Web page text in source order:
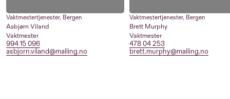
Vaktmestertjenester, Bergen
Asbjørn Viland
Vaktmester
994 15 096
asbjorn.viland@malling.no
Vaktmestertjenester, Bergen
Brett Murphy
Vaktmester
478 04 253
brett.murphy@malling.no